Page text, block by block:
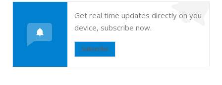
Get real time updates directly on you
device, subscribe now.
Subscribe